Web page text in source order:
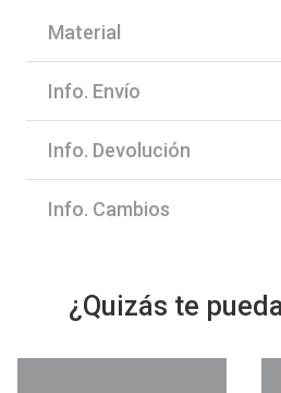
Material
Info. Envío
Info. Devolución
Info. Cambios
¿Quizás te